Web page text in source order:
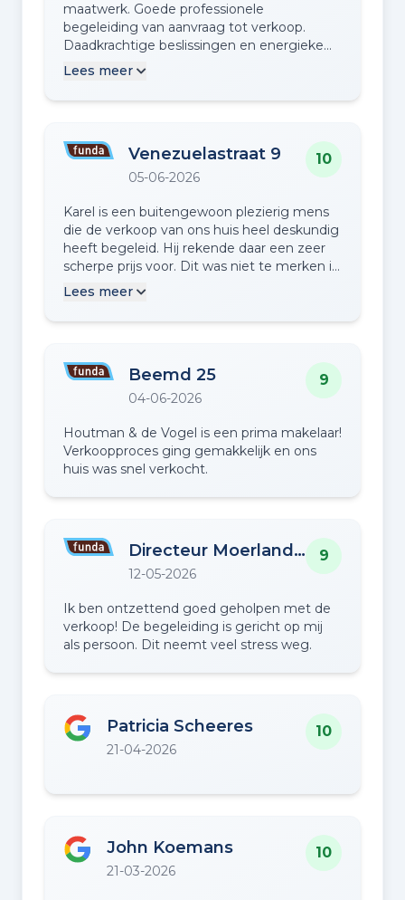
maatwerk. Goede professionele
begeleiding van aanvraag tot verkoop.
Daadkrachtige beslissingen en energieke
inzet voor het begeleiden van
Lees meer
Venezuelastraat 9
05-06-2026
10
Karel is een buitengewoon plezierig mens
die de verkoop van ons huis heel deskundig
heeft begeleid. Hij rekende daar een zeer
scherpe prijs voor. Dit was niet te merken in
de zeer professionele begeleiding en
begeleiding door Karel van harte aanraden!
Lees meer
Beemd 25
04-06-2026
9
Houtman & de Vogel is een prima makelaar!
Verkoopproces ging gemakkelijk en ons
huis was snel verkocht.
Directeur Moerlandsstraat 9
12-05-2026
9
Ik ben ontzettend goed geholpen met de
verkoop! De begeleiding is gericht op mij
als persoon. Dit neemt veel stress weg.
Patricia Scheeres
21-04-2026
10
John Koemans
21-03-2026
10